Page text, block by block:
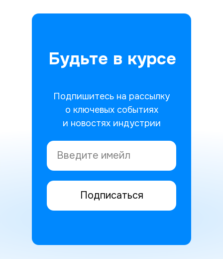
Будьте в курсе
Подпишитесь на рассылку
о ключевых событиях
и новостях индустрии
Подписаться